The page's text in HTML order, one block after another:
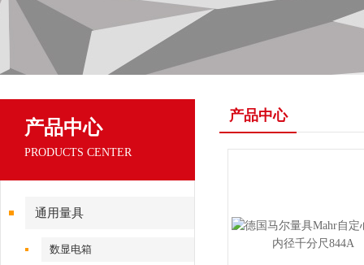
产品中心
PRODUCTS CENTER
通用量具
数显电箱
产品中心